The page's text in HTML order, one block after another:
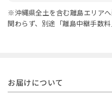
※沖縄県全土を含む離島エリア
関わらず、別途「離島中継手数料
お届けについて